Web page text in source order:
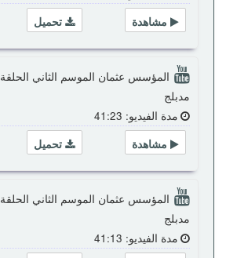
تحميل
مشاهدة
المؤسس عثمان الموسم الثاني الحلقة
مدبلج
مدة الفيديو: 41:23
تحميل
مشاهدة
المؤسس عثمان الموسم الثاني الحلقة
مدبلج
مدة الفيديو: 41:13